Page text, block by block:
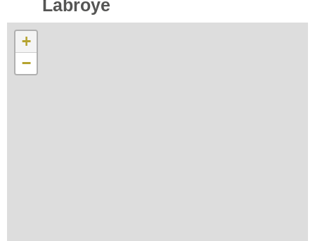
Labroye
+
−